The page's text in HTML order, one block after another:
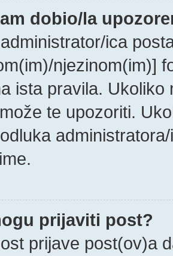
dobio/la
ica
njezinom(im)]
ista pravila.
te upozoriti.
prijaviti post?
prijave post(ov)a